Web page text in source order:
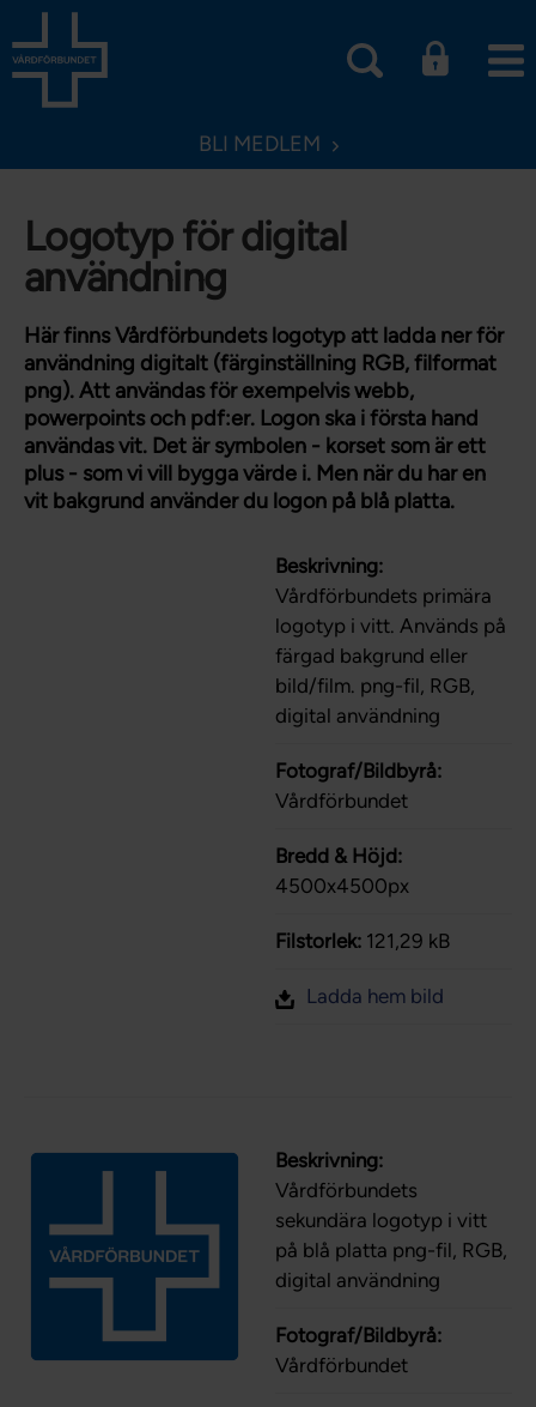
BLI MEDLEM
Logotyp för digital
användning
Här finns Vårdförbundets logotyp att ladda ner för
användning digitalt (färginställning RGB, filformat
png). Att användas för exempelvis webb,
powerpoints och pdf:er. Logon ska i första hand
användas vit. Det är symbolen - korset som är ett
plus - som vi vill bygga värde i. Men när du har en
vit bakgrund använder du logon på blå platta.
Beskrivning:
Vårdförbundets primära
logotyp i vitt. Används på
färgad bakgrund eller
bild/film. png-fil, RGB,
digital användning
Fotograf/Bildbyrå:
Vårdförbundet
Bredd & Höjd:
4500x4500px
Filstorlek: 121,29 kB
Ladda hem bild
Beskrivning:
Vårdförbundets
sekundära logotyp i vitt
på blå platta png-fil, RGB,
digital användning
Fotograf/Bildbyrå:
Vårdförbundet